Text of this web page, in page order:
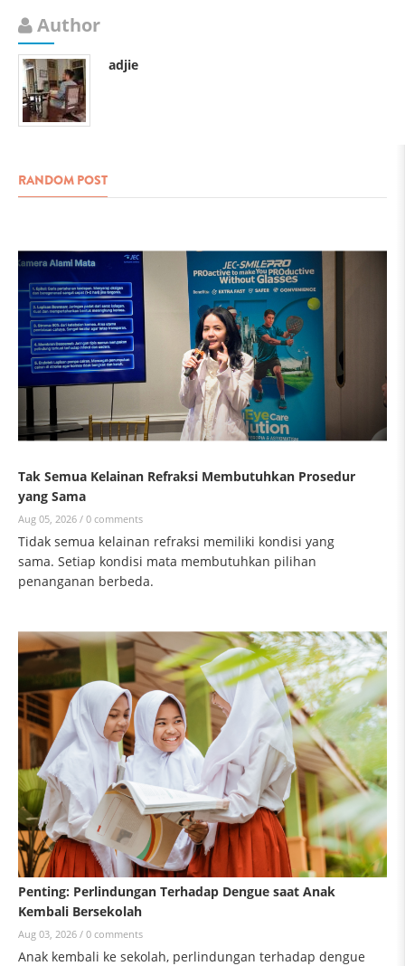
Author
adjie
RANDOM POST
Tak Semua Kelainan Refraksi Membutuhkan Prosedur
yang Sama
Aug 05, 2026 / 0 comments
Tidak semua kelainan refraksi memiliki kondisi yang
sama. Setiap kondisi mata membutuhkan pilihan
penanganan berbeda.
Penting: Perlindungan Terhadap Dengue saat Anak
Kembali Bersekolah
Aug 03, 2026 / 0 comments
Anak kembali ke sekolah, perlindungan terhadap dengue